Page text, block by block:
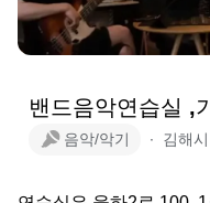
밴드음악연습실 ,
음악/악기 ∙ 김해시